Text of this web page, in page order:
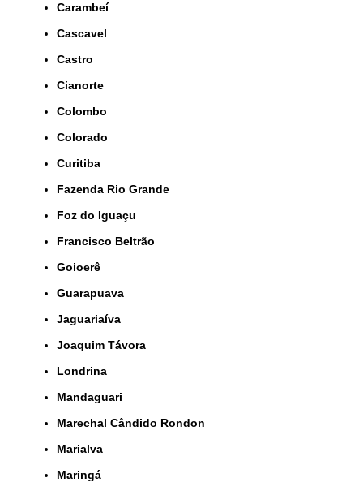
Carambeí
Cascavel
Castro
Cianorte
Colombo
Colorado
Curitiba
Fazenda Rio Grande
Foz do Iguaçu
Francisco Beltrão
Goioerê
Guarapuava
Jaguariaíva
Joaquim Távora
Londrina
Mandaguari
Marechal Cândido Rondon
Marialva
Maringá